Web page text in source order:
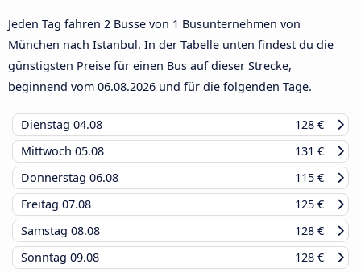
Jeden Tag fahren 2 Busse von 1 Busunternehmen von
München nach Istanbul. In der Tabelle unten findest du die
günstigsten Preise für einen Bus auf dieser Strecke,
beginnend vom 06.08.2026 und für die folgenden Tage.
Dienstag 04.08
128 €
Mittwoch 05.08
131 €
Donnerstag 06.08
115 €
Freitag 07.08
125 €
Samstag 08.08
128 €
Sonntag 09.08 128 €